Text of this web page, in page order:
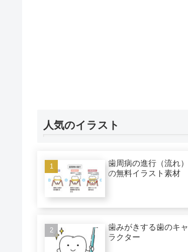
人気のイラスト
歯周病の進行（流れ）
の無料イラスト素材
歯みがきする歯のキャ
ラクター